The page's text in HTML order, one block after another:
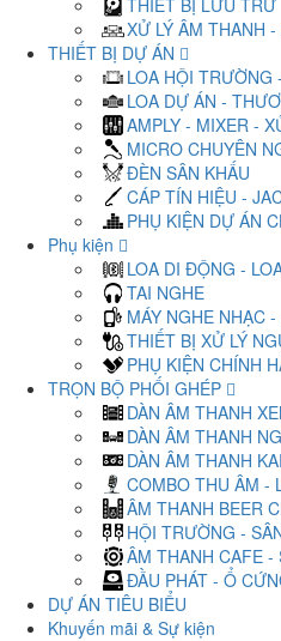
THIẾT BỊ LƯU TRỮ
XỬ LÝ ÂM THANH
THIẾT BỊ DỰ ÁN
LOA HỘI TRƯỜNG
LOA DỰ ÁN -
AMPLY - MIXER -
MICRO CHUYÊN
ĐÈN SÂN KHẤU
CÁP TÍN HIỆU -
PHỤ KIỆN DỰ ÁN
Phụ kiện
LOA DI ĐỘNG -
TAI NGHE
MÁY NGHE NHẠC
THIẾT BỊ XỬ LÝ
PHỤ KIỆN CHÍNH
TRỌN BỘ PHỐI GHÉP
DÀN ÂM THANH
DÀN ÂM THANH
DÀN ÂM THANH
COMBO THU ÂM -
ÂM THANH BEER
HỘI TRƯỜNG -
ÂM THANH CAFE -
ĐẦU PHÁT - Ổ
DỰ ÁN TIÊU BIỂU
Khuyến mãi & Sự kiện